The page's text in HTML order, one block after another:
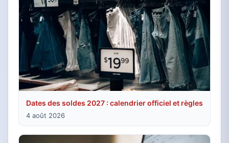
Dates des soldes 2027 : calendrier officiel et règles
4 août 2026